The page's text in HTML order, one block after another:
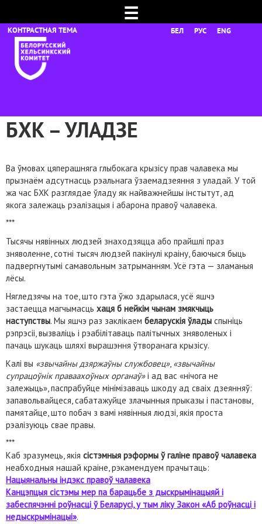
☰
БЕЛ РУС ENG
БХК – УЛАДЗЕ
Ва ўмовах цяперашняга глыбокага крызісу прав чалавека мы
прызнаём адсутнасць рэальнага ўзаемадзеяння з уладай. У той
жа час БХК разглядае ўладу як найважнейшы інстытут, ад
якога залежаць рэалізацыя і абарона правоў чалавека.
***
Тысячы нявінных людзей знаходзяцца або прайшлі праз
зняволенне, сотні тысяч людзей пакінулі краіну, баючыся быць
падвергнутымі самавольным затрыманням. Усё гэта — зламаныя
лёсы.
Нягледзячы на тое, што гэта ўжо здарылася, усё яшчэ
застаецца магчымасць хаця б нейкім чынам змякчыць
наступствы. Мы яшчэ раз заклікаем беларускія ўлады спыніць
рэпрэсіі, вызваліць і рэабілітаваць палітычных зняволеных і
пачаць шукаць шляхі вырашэння ўтворанага крызісу.
Калі вы «звычайны дзяржаўны службовец», «звычайны
супрацоўнік праваахоўных органаў»і ад вас «нічога не
залежыць», паспрабуйце мінімізаваць шкоду ад сваіх дзеянняў:
запавольвайцеся, сабатажуйце злачынныя прыказы і пастановы,
памятайце, што побач з вамі нявінныя людзі, якія проста
рэалізуюць свае правы.
***
Каб зразумець, якія сістэмныя рэформы ў галіне правоў чалавека
неабходныя нашай краіне, рэкамендуем прачытаць:
Нацыянальны індэкс правоў чалавека
Канцэпцыя сістэмы мер па барацьбе з дыскрымінацыяй і
забеспячэнні роўнасці ў Беларусі, у тым ліку Закон «Аб роўнасці і
недыскрымінацыі».